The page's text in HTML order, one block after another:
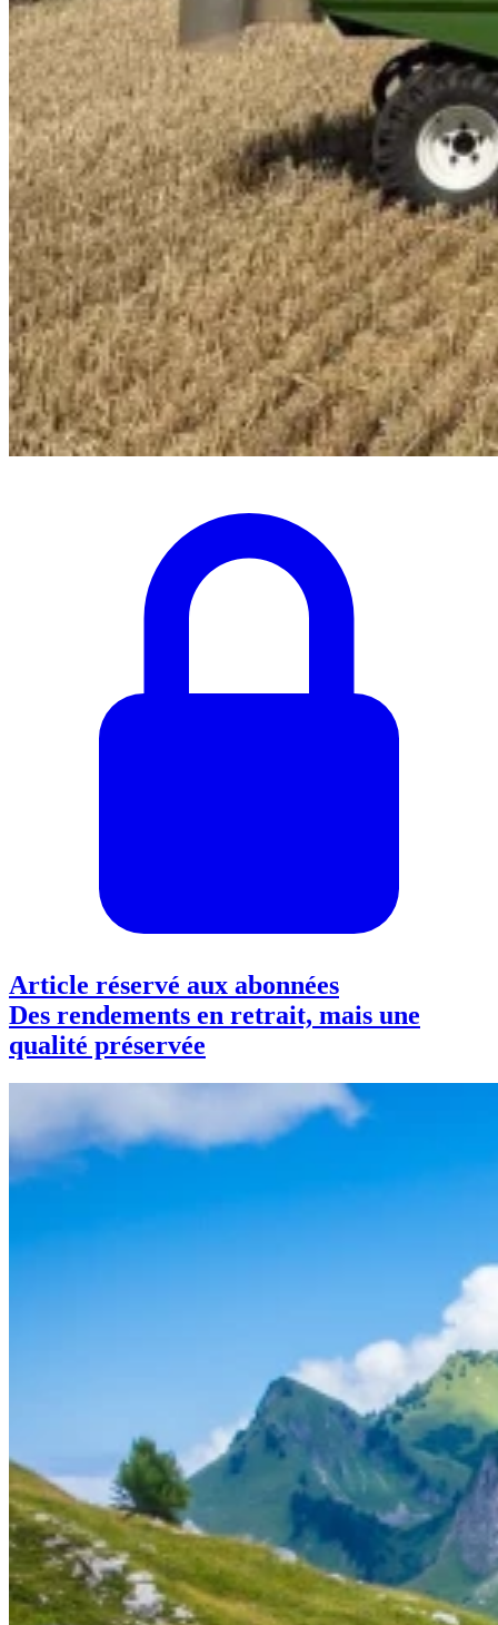
Article réservé aux abonnées
Des rendements en retrait, mais une
qualité préservée